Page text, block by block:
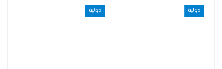
دولية دولية